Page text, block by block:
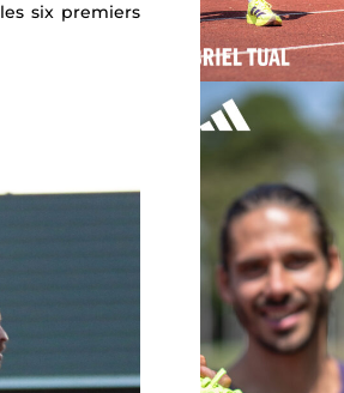
six premiers